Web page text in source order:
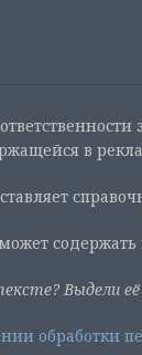
в
Выдели
обработки